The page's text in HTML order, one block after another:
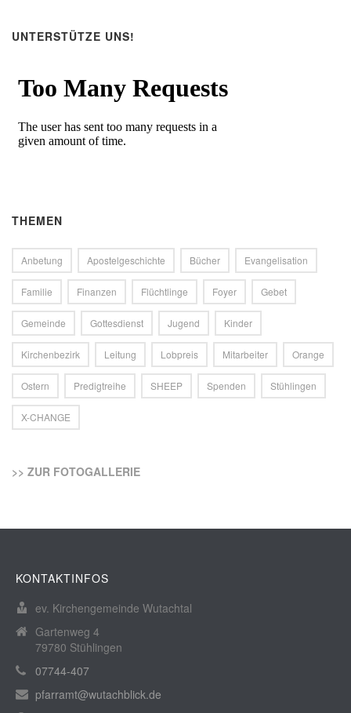
UNTERSTÜTZE UNS!
THEMEN
Anbetung Apostelgeschichte Bücher Evangelisation
Familie Finanzen Flüchtlinge Foyer Gebet
Gemeinde Gottesdienst Jugend Kinder
Kirchenbezirk Leitung Lobpreis Mitarbeiter Orange
Ostern Predigtreihe SHEEP Spenden Stühlingen
X-CHANGE
>> ZUR FOTOGALLERIE
KONTAKTINFOS
ev. Kirchengemeinde Wutachtal
Gartenweg 4
79780 Stühlingen
07744-407
pfarramt@wutachblick.de